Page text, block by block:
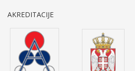
AKREDITACIJE